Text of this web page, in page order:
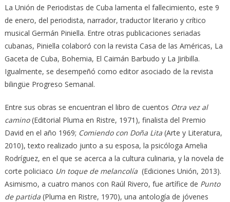
La Unión de Periodistas de Cuba lamenta el fallecimiento, este 9
de enero, del periodista, narrador, traductor literario y crítico
musical Germán Piniella. Entre otras publicaciones seriadas
cubanas, Piniella colaboró con la revista Casa de las Américas, La
Gaceta de Cuba, Bohemia, El Caimán Barbudo y La Jiribilla.
Igualmente, se desempeñó como editor asociado de la revista
bilingüe Progreso Semanal.
Entre sus obras se encuentran el libro de cuentos Otra vez al
camino(Editorial Pluma en Ristre, 1971), finalista del Premio
David en el año 1969; Comiendo con Doña Lita(Arte y Literatura,
2010), texto realizado junto a su esposa, la psicóloga Amelia
Rodríguez, en el que se acerca a la cultura culinaria, y la novela de
corte policiaco Un toque de melancolía(Ediciones Unión, 2013).
Asimismo, a cuatro manos con Raúl Rivero, fue artífice de Punto
de partida(Pluma en Ristre, 1970), una antología de jóvenes